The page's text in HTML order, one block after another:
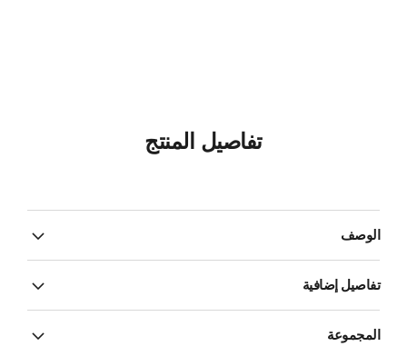
تفاصيل المنتج
الوصف
تفاصيل إضافية
المجموعة